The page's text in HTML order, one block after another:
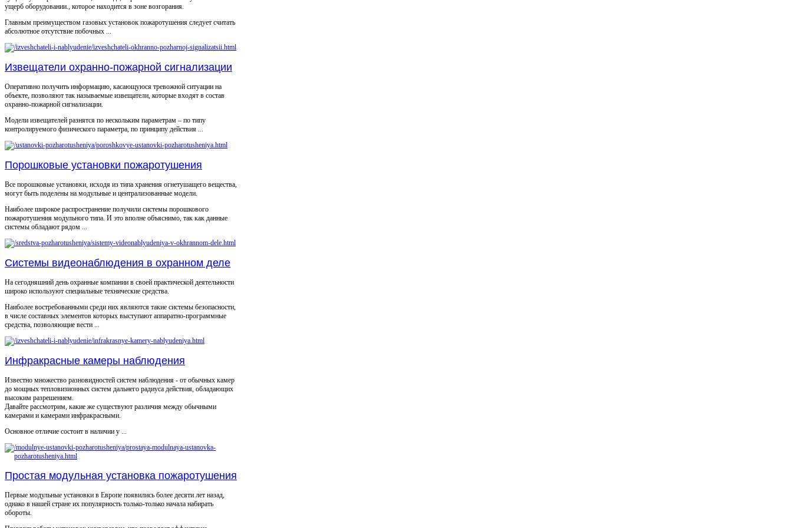
ущерб оборудовании., которое находится в зоне возгорания.
Главным преимуществом газовых установок пожаротушения следует считать
абсолютное отсутствие побочных ...
Извещатели охранно-пожарной сигнализации
Оперативно получить информацию, касающуюся тревожной ситуации на
объекте, позволяют так называемые извещатели, которые входят в состав
охранно-пожарной сигнализации.
Модели извещателей разнятся по нескольким параметрам – по типу
контролируемого физического параметра, по принципу действия ...
Порошковые установки пожаротушения
Все порошковые установки, исходя из типа хранения огнетушащего вещества,
могут быть поделены на модульные и централизованные модели.
Наиболее широкое распространение получили системы порошкового
пожаротушения модульного типа. И это вполне объяснимо, так как данные
системы обладают рядом ...
Системы видеонаблюдения в охранном деле
На сегодняшний день охранные компании в своей практической деятельности
широко используют специальные технические средства.
Наиболее востребованными среди них являются такие системы безопасности,
в числе составных элементов которых выступают аппаратно-программные
средства, позволяющие вести ...
Инфракрасные камеры наблюдения
Известно множество разновидностей систем наблюдения - от обычных камер
до мощных тепловизионных систем дальнего радиуса действия, обладающих
высоким разрешением.
Давайте рассмотрим, какие же существуют различия между обычными
камерами и камерами инфракрасными.
Основное отличие состоит в наличии у ...
Простая модульная установка пожаротушения
Первые модульные установки в Европе появились более десяти лет назад,
однако в нашей стране их популярность только-только начала набирать
обороты.